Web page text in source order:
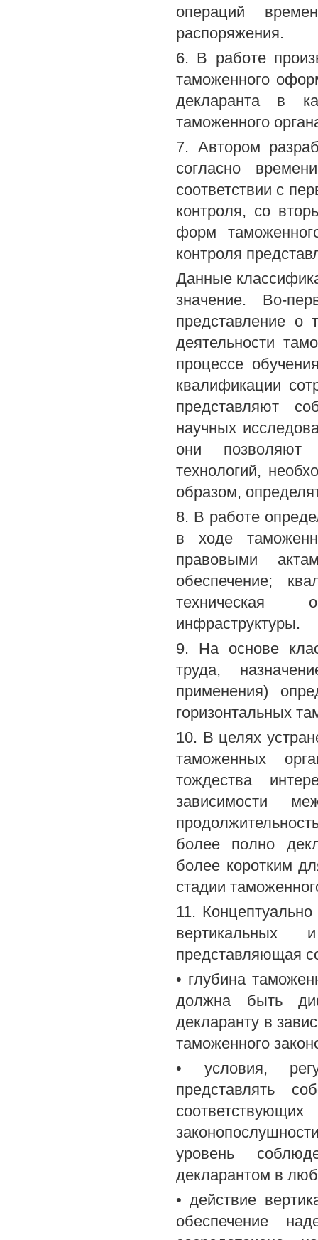
операций
распоряжения.
6. В работе
таможенного
декларанта в
таможенного
7. Автором
согласно
соответствии с
контроля, со
форм
контроля
Данные
значение. Во-
представление о
деятельности
процессе
квалификации
представляют
научных
они позволяют
технологий,
образом,
8. В работе
в ходе
правовыми
обеспечение;
техническая
инфраструктуры.
9. На основе
труда,
применения)
горизонтальных
10. В целях
таможенных
тождества
зависимости
более полно
более коротким
стадии
11.
вертикальных
представляющая
• глубина
должна быть
декларанту в
таможенного
• условия,
представлять
уровень
декларантом в
• действие
обеспечение